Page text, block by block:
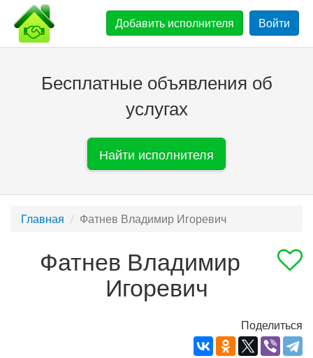
Добавить исполнителя Войти
Бесплатные объявления об
услугах
Найти исполнителя
Главная Фатнев Владимир Игоревич
Фатнев Владимир
Игоревич
Поделиться